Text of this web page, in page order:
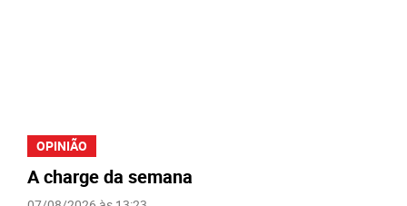
OPINIÃO
A charge da semana